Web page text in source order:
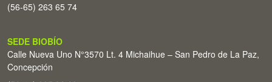
(56-65) 263 65 74
SEDE BIOBÍO
Calle Nueva Uno N°3570 Lt. 4 Michaihue – San Pedro de La Paz,
Concepción